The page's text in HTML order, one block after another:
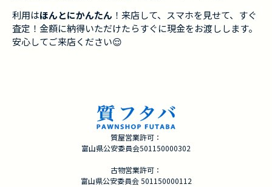
利用はほんとにかんたん ！来店して、スマホを見せて、すぐ
査定！金額に納得いただけたらすぐに現金をお渡しします。
安心してご来店ください😌
質屋営業許可：
富山県公安委員会501150000302
古物営業許可：
富山県公安委員会 501150000112